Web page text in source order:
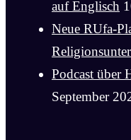
auf Englisch
Neue RUfa-
Podcast über
September